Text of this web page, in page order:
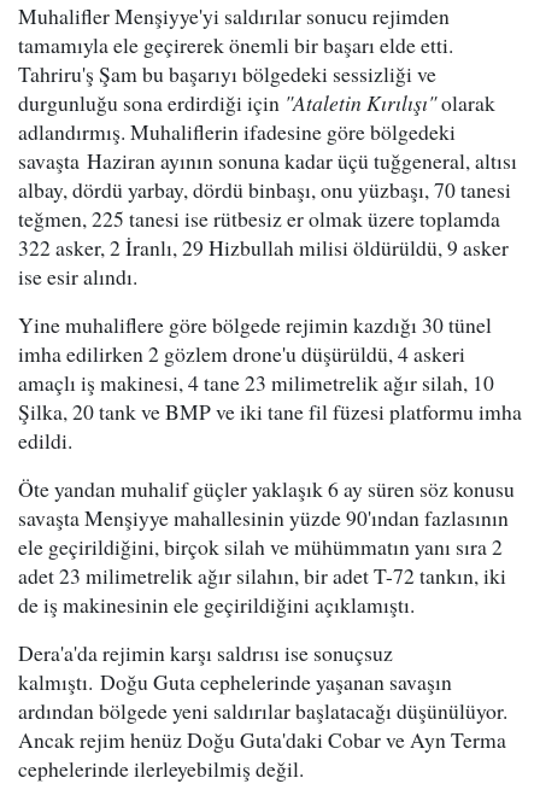
Muhalifler Menşiyye'yi saldırılar sonucu rejimden
tamamıyla ele geçirerek önemli bir başarı elde etti.
Tahriru'ş Şam bu başarıyı bölgedeki sessizliği ve
durgunluğu sona erdirdiği için "Ataletin Kırılışı"olarak
adlandırmış. Muhaliflerin ifadesine göre bölgedeki
savaşta Haziran ayının sonuna kadar üçü tuğgeneral, altısı
albay, dördü yarbay, dördü binbaşı, onu yüzbaşı, 70 tanesi
teğmen, 225 tanesi ise rütbesiz er olmak üzere toplamda
322 asker, 2 İranlı, 29 Hizbullah milisi öldürüldü, 9 asker
ise esir alındı.
Yine muhaliflere göre bölgede rejimin kazdığı 30 tünel
imha edilirken 2 gözlem drone'u düşürüldü, 4 askeri
amaçlı iş makinesi, 4 tane 23 milimetrelik ağır silah, 10
Şilka, 20 tank ve BMP ve iki tane fil füzesi platformu imha
edildi.
Öte yandan muhalif güçler yaklaşık 6 ay süren söz konusu
savaşta Menşiyye mahallesinin yüzde 90'ından fazlasının
ele geçirildiğini, birçok silah ve mühümmatın yanı sıra 2
adet 23 milimetrelik ağır silahın, bir adet T-72 tankın, iki
de iş makinesinin ele geçirildiğini açıklamıştı.
Dera'a'da rejimin karşı saldrısı ise sonuçsuz
kalmıştı. Doğu Guta cephelerinde yaşanan savaşın
ardından bölgede yeni saldırılar başlatacağı düşünülüyor.
Ancak rejim henüz Doğu Guta'daki Cobar ve Ayn Terma
cephelerinde ilerleyebilmiş değil.